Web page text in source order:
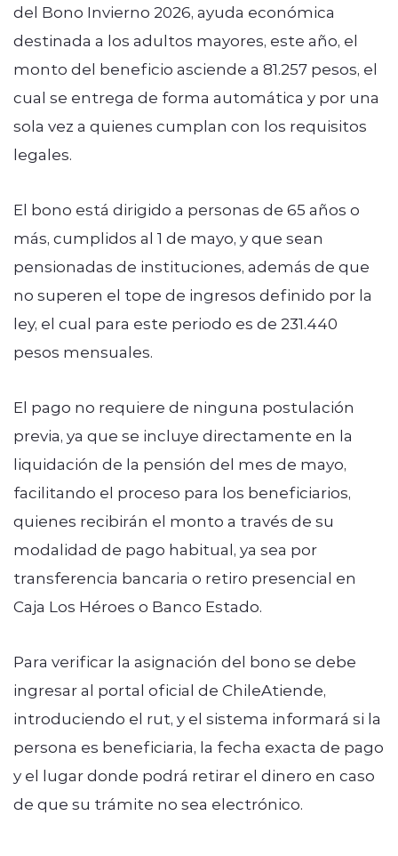
del Bono Invierno 2026, ayuda económica
destinada a los adultos mayores, este año, el
monto del beneficio asciende a 81.257 pesos, el
cual se entrega de forma automática y por una
sola vez a quienes cumplan con los requisitos
legales.
El bono está dirigido a personas de 65 años o
más, cumplidos al 1 de mayo, y que sean
pensionadas de instituciones, además de que
no superen el tope de ingresos definido por la
ley, el cual para este periodo es de 231.440
pesos mensuales.
El pago no requiere de ninguna postulación
previa, ya que se incluye directamente en la
liquidación de la pensión del mes de mayo,
facilitando el proceso para los beneficiarios,
quienes recibirán el monto a través de su
modalidad de pago habitual, ya sea por
transferencia bancaria o retiro presencial en
Caja Los Héroes o Banco Estado.
Para verificar la asignación del bono se debe
ingresar al portal oficial de ChileAtiende,
introduciendo el rut, y el sistema informará si la
persona es beneficiaria, la fecha exacta de pago
y el lugar donde podrá retirar el dinero en caso
de que su trámite no sea electrónico.